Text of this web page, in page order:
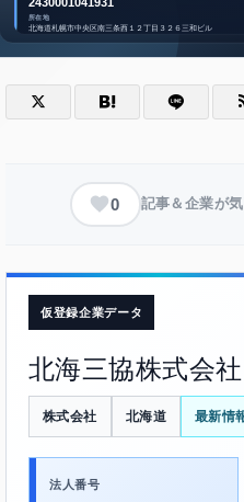
0 記事＆企業が
仮登録企業データ
北海三協株式会社
株式会社 北海道 最新情
法人番号